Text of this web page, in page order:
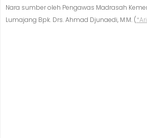
Nara sumber oleh Pengawas Madrasah
Lumajang Bpk. Drs. Ahmad Djunaedi, M.M. (